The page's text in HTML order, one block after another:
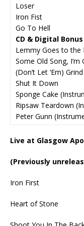
Loser
Iron Fist
Go To Hell
CD & Digital
Lemmy Goes to the
Some Old Song, I’m
(Don’t Let ‘Em)
Shut It Down
Sponge Cake
Ripsaw Teardown
Peter Gunn
Live at Glasgow
(Previously
Iron First
Heart of Stone